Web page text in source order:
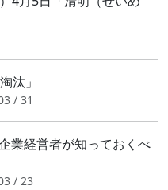
汰」
/ 31
業経営者が知っておくべ
/ 23